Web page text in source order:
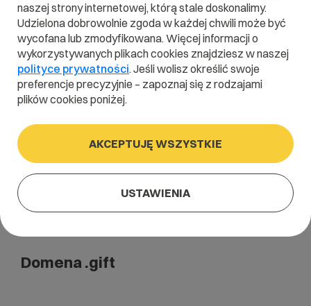
.gift
Szukaj
Domena .gift
naszej strony internetowej, którą stale doskonalimy.
Udzielona dobrowolnie zgoda w każdej chwili może być
wycofana lub zmodyfikowana. Więcej informacji o
wykorzystywanych plikach cookies znajdziesz w naszej
polityce prywatności. Jeśli wolisz określić swoje
preferencje precyzyjnie – zapoznaj się z rodzajami
plików cookies poniżej.
AKCEPTUJĘ WSZYSTKIE
USTAWIENIA